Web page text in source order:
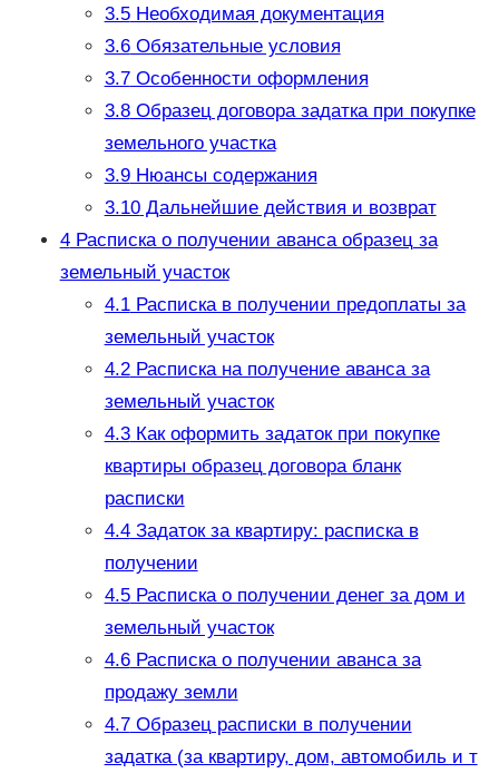
3.5Необходимая документация
3.6Обязательные условия
3.7Особенности оформления
3.8Образец договора задатка при покупке
земельного участка
3.9Нюансы содержания
3.10Дальнейшие действия и возврат
4Расписка о получении аванса образец за
земельный участок
4.1Расписка в получении предоплаты за
земельный участок
4.2Расписка на получение аванса за
земельный участок
4.3Как оформить задаток при покупке
квартиры образец договора бланк
расписки
4.4Задаток за квартиру: расписка в
получении
4.5Расписка о получении денег за дом и
земельный участок
4.6Расписка о получении аванса за
продажу земли
4.7Образец расписки в получении
задатка (за квартиру, дом, автомобиль и т